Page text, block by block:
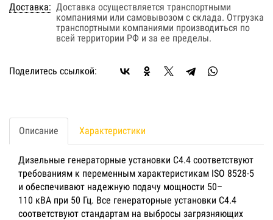
Доставка: Доставка осуществляется транспортными
компаниями или самовывозом с склада. Отгрузка
транспортными компаниями производиться по
всей территории РФ и за ее пределы.
Поделитесь ссылкой:
Описание Характеристики
Дизельные генераторные установки C4.4 соответствуют
требованиям к переменным характеристикам ISO 8528-5
и обеспечивают надежную подачу мощности 50–
110 кВА при 50 Гц. Все генераторные установки C4.4
соответствуют стандартам на выбросы загрязняющих